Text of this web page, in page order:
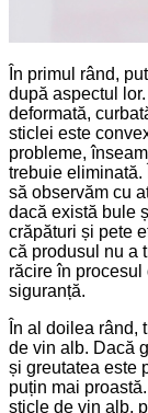
În primul rând,
după aspectul
deformată,
sticlei este
probleme,
trebuie eliminată.
să observăm cu
dacă există bule
crăpături și pete
că produsul nu a
răcire în
siguranță.
În al doilea rând,
de vin alb. Dacă
și greutatea este
puțin mai
sticle de vin alb,